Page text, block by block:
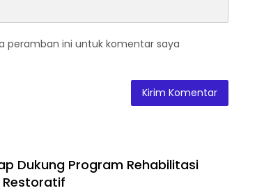
peramban ini untuk komentar saya
Dukung Program Rehabilitasi
Restoratif